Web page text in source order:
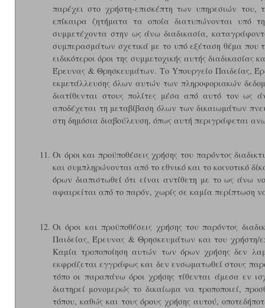
παρέχει στο χρήστη-επισκέπτη των υπηρεσιών του,
επίκαιρα ζητήματα τα οποία διατυπώνονται υπό
συμμετέχοντα στην ως άνω διαδικασία,
συμπερασμάτων σχετικά με το υπό εξέταση θέμα που
ειδικότεροι όροι της συμμετοχικής αυτής
Έρευνας & Θρησκευμάτων. Το Yπουργείο Παιδείας,
εκμετάλλευσης όλων αυτών των πληροφοριακών
διατίθενται στους πολίτες μέσα από αυτό τον ως
αποδέχεται τη μεταβίβαση όλων των δικαιωμάτων
στη δημόσια διαβούλευση, όπως αυτή περιγράφεται
Οι όροι και προϋποθέσεις χρήσης του παρόντος
και συμπληρώνονται από το εθνικό και το κοινοτικό
όρων διαπιστωθεί ότι είναι αντίθετη με το ως άνω
αφαιρείται από το παρόν, χωρίς σε καμία περίπτωση
Οι όροι και προϋποθέσεις χρήσης του παρόντος
Παιδείας, Έρευνας & Θρησκευμάτων και του χρήστη/
Καμία τροποποίηση αυτών των όρων χρήσης δεν
εκφράζεται εγγράφως και δεν ενσωματωθεί στους
τόπο οι παραπάνω όροι χρήσης τίθενται άμεσα εν
διατηρεί μονομερώς το δικαίωμα να τροποποιεί,
τόπου, καθώς και τους όρους χρήσης αυτού,